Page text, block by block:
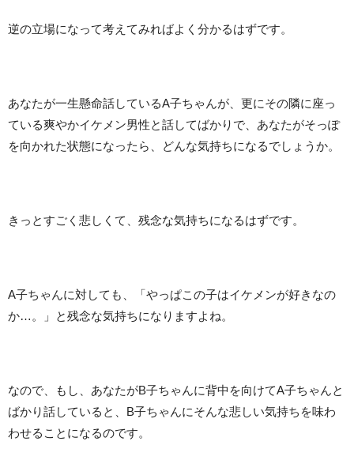
逆の立場になって考えてみればよく分かるはずです。
あなたが一生懸命話しているA子ちゃんが、更にその隣に座っ
ている爽やかイケメン男性と話してばかりで、あなたがそっぽ
を向かれた状態になったら、どんな気持ちになるでしょうか。
きっとすごく悲しくて、残念な気持ちになるはずです。
A子ちゃんに対しても、「やっぱこの子はイケメンが好きなの
か…。」と残念な気持ちになりますよね。
なので、もし、あなたがB子ちゃんに背中を向けてA子ちゃんと
ばかり話していると、B子ちゃんにそんな悲しい気持ちを味わ
わせることになるのです。